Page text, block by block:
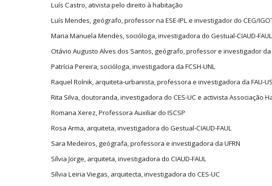
Luís Castro, ativista pelo direito à habitação
Luís Mendes, geógrafo, professor na ESE-IPL e investigador do CEG/
Maria Manuela Mendes, socióloga, investigadora do Gestual-CIAUD-FAUL
Otávio Augusto Alves dos Santos, geógrafo, professor e investigador da
Patrícia Pereira, socióloga, investigadora da FCSH-UNL
Raquel Rolnik, arquiteta-urbanista, professora e investigadora da FAU-
Rita Silva, doutoranda, investigadora do CES-UC e activista Associação
Romana Xerez, Professora Auxiliar do ISCSP
Rosa Arma, arquiteta, investigadora do Gestual-CIAUD-FAUL
Sara Medeiros, geógrafa, professora e investigadora da UFRN
Sílvia Jorge, arquiteta, investigadora do CIAUD-FAUL
Sílvia Leiria Viegas, arquitecta, investigadora do CES-UC